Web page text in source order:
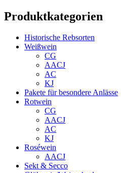
Produktkategorien
Historische Rebsorten
Weißwein
CG
AACJ
AC
KJ
Pakete für besondere Anlässe
Rotwein
CG
AACJ
AC
KJ
Roséwein
AACJ
Sekt & Secco